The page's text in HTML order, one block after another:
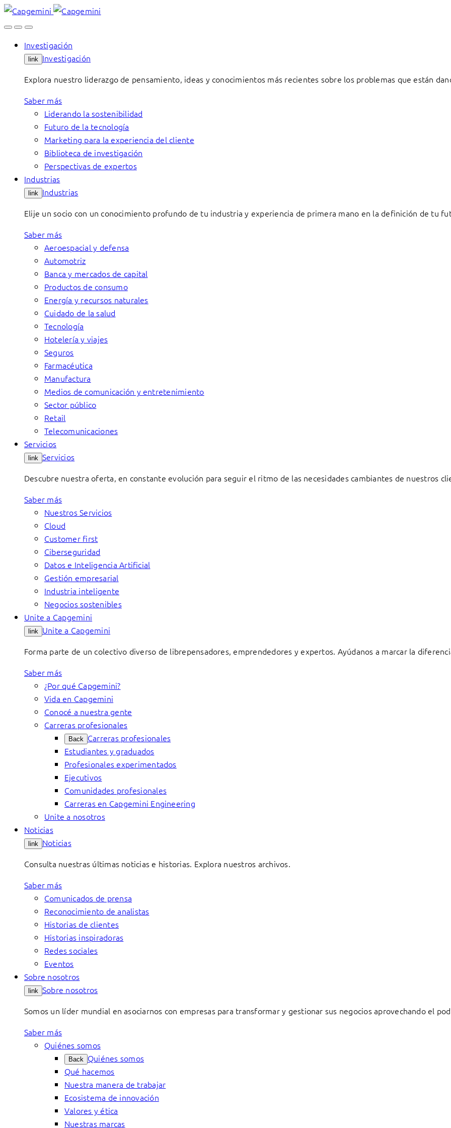
Skip
to
Investigación
link Investigación
Explora nuestro liderazgo de pensamiento, ideas y conocimientos más recientes sobre los problemas que están
Saber más
Liderando la sostenibilidad
Futuro de la tecnología
Marketing para la experiencia del cliente
Biblioteca de investigación
Perspectivas de expertos
Industrias
link Industrias
Elije un socio con un conocimiento profundo de tu industria y experiencia de primera mano en la definición de tu
Saber más
Aeroespacial y defensa
Automotriz
Banca y mercados de capital
Productos de consumo
Energía y recursos naturales
Cuidado de la salud
Tecnología
Hotelería y viajes
Seguros
Farmacéutica
Manufactura
Medios de comunicación y entretenimiento
Sector público
Retail
Telecomunicaciones
Servicios
link Servicios
Descubre nuestra oferta, en constante evolución para seguir el ritmo de las necesidades cambiantes de nuestros
Saber más
Nuestros Servicios
Cloud
Customer first
Ciberseguridad
Datos e Inteligencia Artificial
Gestión empresarial
Industria inteligente
Negocios sostenibles
Unite a Capgemini
link Unite a Capgemini
Forma parte de un colectivo diverso de librepensadores, emprendedores y expertos. Ayúdanos a marcar la
Saber más
¿Por qué Capgemini?
Vida en Capgemini
Conocé a nuestra gente
Carreras profesionales
Back Carreras profesionales
Estudiantes y graduados
Profesionales experimentados
Ejecutivos
Comunidades profesionales
Carreras en Capgemini Engineering
Unite a nosotros
Noticias
link Noticias
Consulta nuestras últimas noticias e historias. Explora nuestros archivos.
Saber más
Comunicados de prensa
Reconocimiento de analistas
Historias de clientes
Historias inspiradoras
Redes sociales
Eventos
Sobre nosotros
link Sobre nosotros
Somos un líder mundial en asociarnos con empresas para transformar y gestionar sus negocios aprovechando el
Saber más
Quiénes somos
Back Quiénes somos
Qué hacemos
Nuestra manera de trabajar
Ecosistema de innovación
Valores y ética
Nuestras marcas